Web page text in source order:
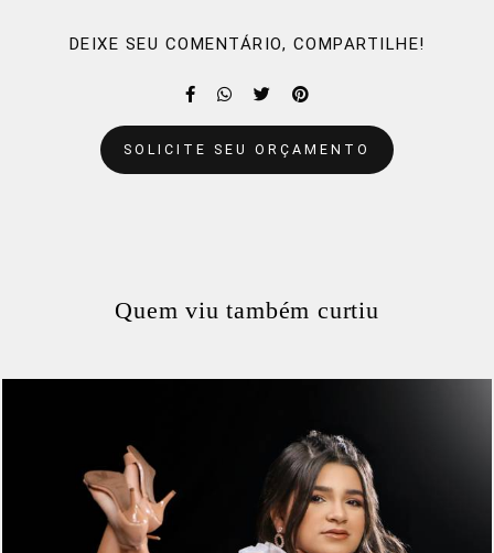
DEIXE SEU COMENTÁRIO, COMPARTILHE!
SOLICITE SEU ORÇAMENTO
Quem viu também curtiu